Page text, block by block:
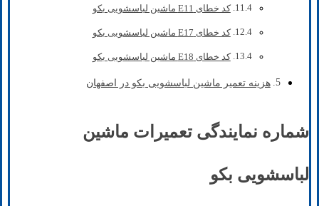
کد خطای E11 ماشین لباسشویی بکو
کد خطای E17 ماشین لباسشویی بکو
کد خطای E18 ماشین لباسشویی بکو
هزینه تعمیر ماشین لباسشویی بکو در اصفهان
شماره نمایندگی تعمیرات ماشین
لباسشویی بکو